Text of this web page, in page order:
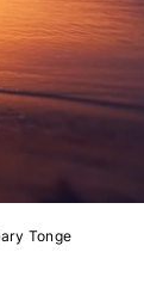
Tonge